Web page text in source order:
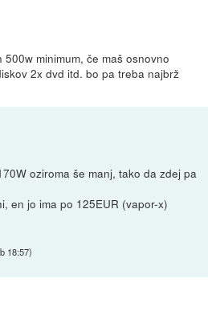
minimum, če maš osnovno
2x dvd itd. bo pa treba najbrž
oziroma še manj, tako da zdej pa
en jo ima po 125EUR (vapor-x)
18:57)